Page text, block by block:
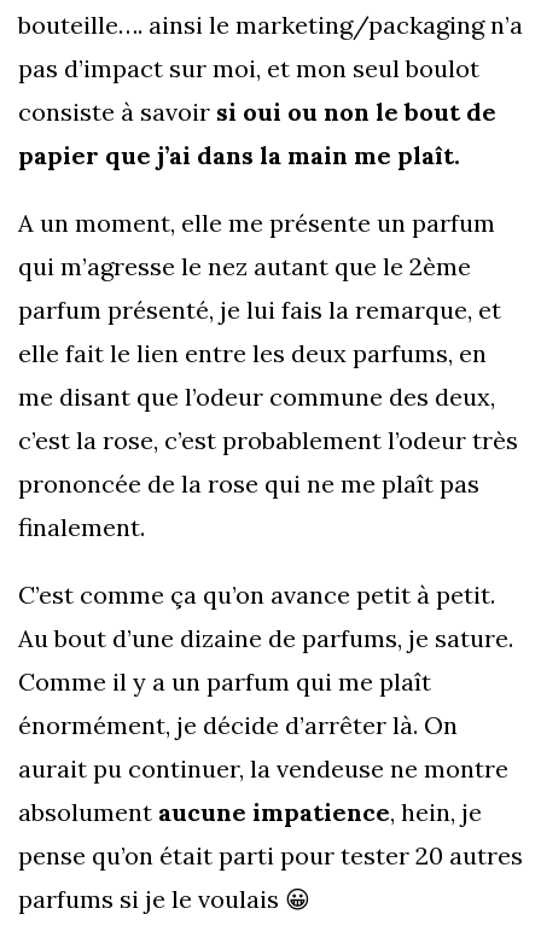
bouteille…. ainsi le marketing/packaging n’a
pas d’impact sur moi, et mon seul boulot
consiste à savoir si oui ou non le bout de
papier que j’ai dans la main me plaît.
A un moment, elle me présente un parfum
qui m’agresse le nez autant que le 2ème
parfum présenté, je lui fais la remarque, et
elle fait le lien entre les deux parfums, en
me disant que l’odeur commune des deux,
c’est la rose, c’est probablement l’odeur très
prononcée de la rose qui ne me plaît pas
finalement.
C’est comme ça qu’on avance petit à petit.
Au bout d’une dizaine de parfums, je sature.
Comme il y a un parfum qui me plaît
énormément, je décide d’arrêter là. On
aurait pu continuer, la vendeuse ne montre
absolument aucune impatience, hein, je
pense qu’on était parti pour tester 20 autres
parfums si je le voulais 😀